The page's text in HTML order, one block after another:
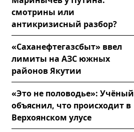
смотрины или
антикризисный разбор?
«Саханефтегазсбыт» ввел
лимиты на АЗС южных
районов Якутии
«Это не половодье»: Учёный
объяснил, что происходит в
Верхоянском улусе